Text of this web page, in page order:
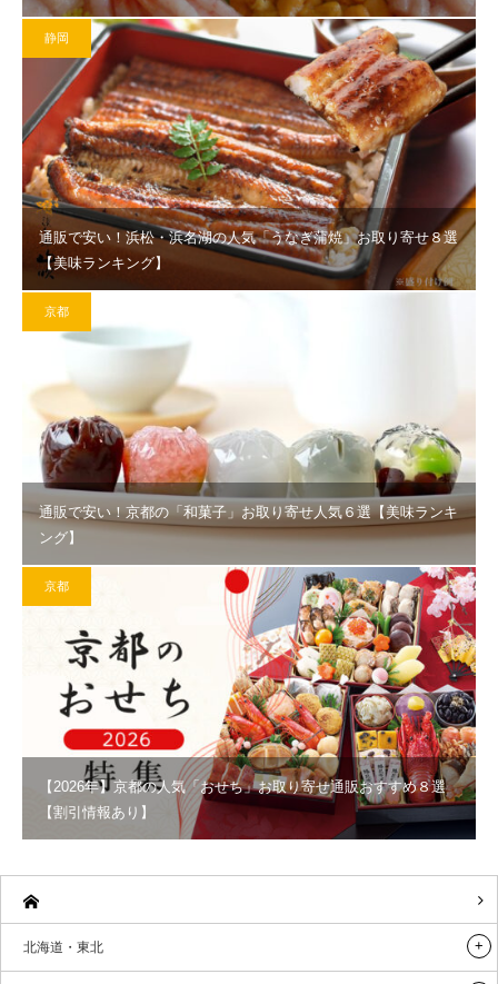
静岡
通販で安い！浜松・浜名湖の人気「うなぎ蒲焼」お取り寄せ８選
【美味ランキング】
京都
通販で安い！京都の「和菓子」お取り寄せ人気６選【美味ランキ
ング】
京都
【2026年】京都の人気「おせち」お取り寄せ通販おすすめ８選
【割引情報あり】
北海道・東北